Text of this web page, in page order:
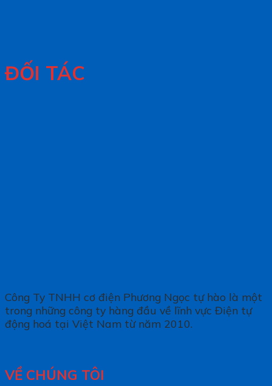
ĐỐI TÁC
Công Ty TNHH cơ điện Phương Ngọc tự hào là một
trong những công ty hàng đầu về lĩnh vực Điện tự
động hoá tại Việt Nam từ năm 2010.
VỀ CHÚNG TÔI